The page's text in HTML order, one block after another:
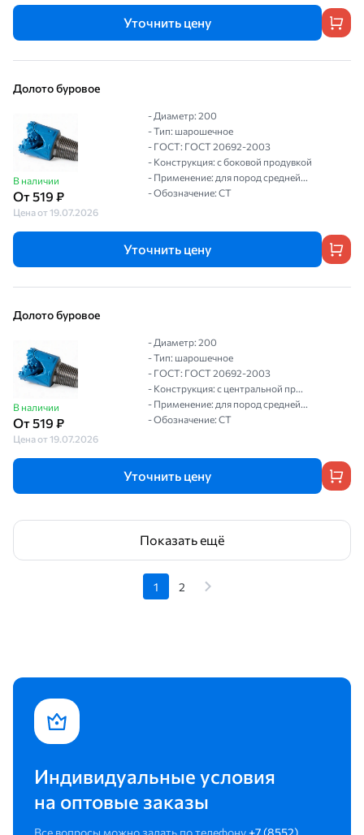
Уточнить цену
Долото буровое
В наличии
От 519 ₽
Цена от 19.07.2026
- Диаметр: 200
- Тип: шарошечное
- ГОСТ: ГОСТ 20692-2003
- Конструкция: с боковой продувкой
- Применение: для пород средней...
- Обозначение: СТ
Уточнить цену
Долото буровое
В наличии
От 519 ₽
Цена от 19.07.2026
- Диаметр: 200
- Тип: шарошечное
- ГОСТ: ГОСТ 20692-2003
- Конструкция: с центральной пр...
- Применение: для пород средней...
- Обозначение: СТ
Уточнить цену
Показать ещё
1 2
Индивидуальные условия
на оптовые заказы
Все вопросы можно задать по телефону +7 (8552)